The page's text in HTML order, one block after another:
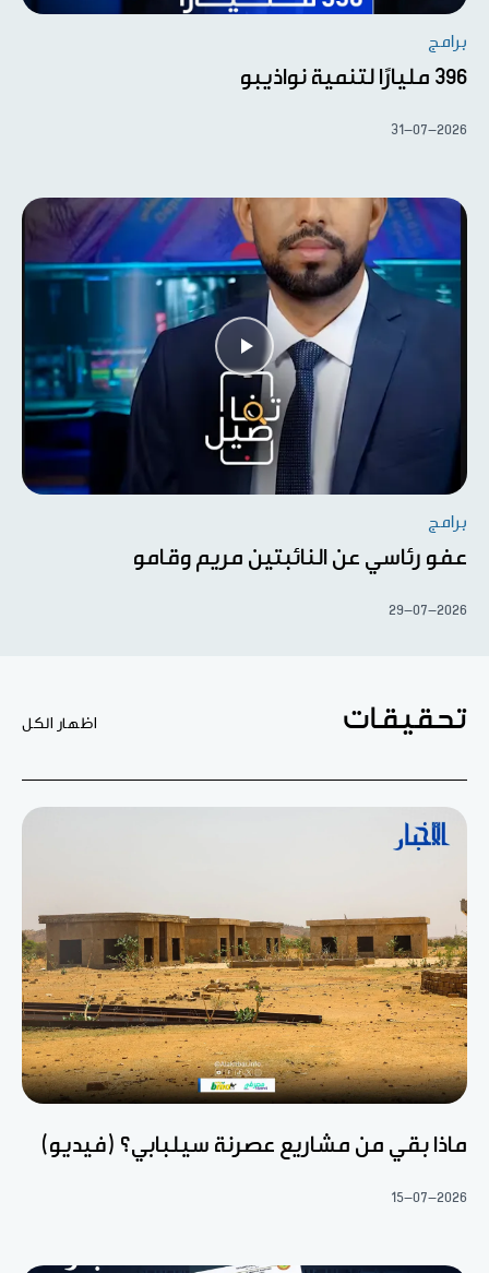
برامج
396 مليارًا لتنمية نواذيبو
31-07-2026
برامج
عفو رئاسي عن النائبتين مريم وقامو
29-07-2026
تحقيقات اظهار الكل
ماذا بقي من مشاريع عصرنة سيلبابي؟ (فيديو)
15-07-2026